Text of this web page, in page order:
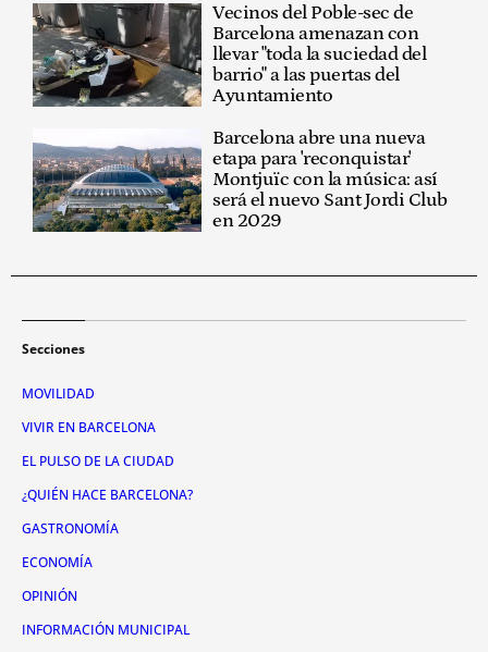
Vecinos del Poble-sec de
Barcelona amenazan con
llevar "toda la suciedad del
barrio" a las puertas del
Ayuntamiento
Barcelona abre una nueva
etapa para 'reconquistar'
Montjuïc con la música: así
será el nuevo Sant Jordi Club
en 2029
Secciones
MOVILIDAD
VIVIR EN BARCELONA
EL PULSO DE LA CIUDAD
¿QUIÉN HACE BARCELONA?
GASTRONOMÍA
ECONOMÍA
OPINIÓN
INFORMACIÓN MUNICIPAL